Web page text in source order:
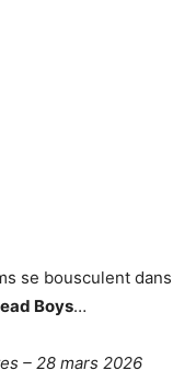
se bousculent dans
Boys…
– 28 mars 2026